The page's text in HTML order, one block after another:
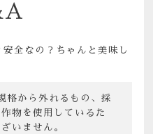
全なの？ちゃんと美味し
格から外れるもの、採
物を使用しているた
いません。